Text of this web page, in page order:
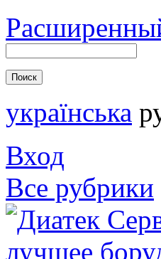
українська
Вход
Все рубрики